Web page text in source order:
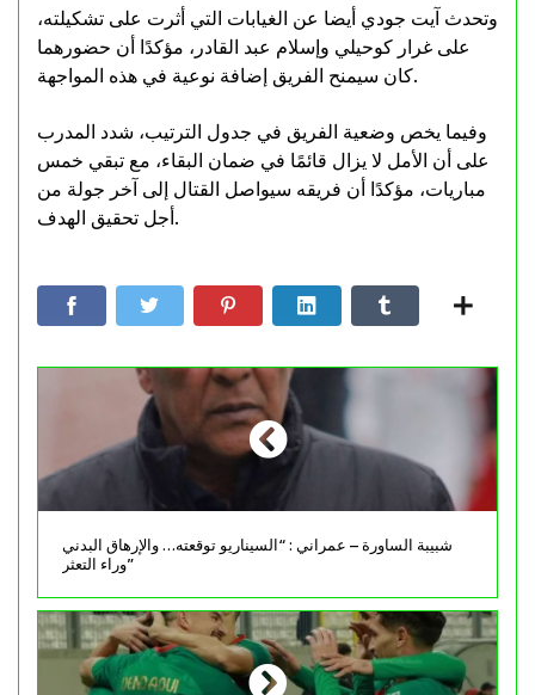
وتحدث آيت جودي أيضا عن الغيابات التي أثرت على تشكيلته،
على غرار كوحيلي وإسلام عبد القادر، مؤكدًا أن حضورهما
كان سيمنح الفريق إضافة نوعية في هذه المواجهة.
وفيما يخص وضعية الفريق في جدول الترتيب، شدد المدرب
على أن الأمل لا يزال قائمًا في ضمان البقاء، مع تبقي خمس
مباريات، مؤكدًا أن فريقه سيواصل القتال إلى آخر جولة من
أجل تحقيق الهدف.
شبيبة الساورة – عمراني : “السيناريو توقعته… والإرهاق البدني
وراء التعثر”